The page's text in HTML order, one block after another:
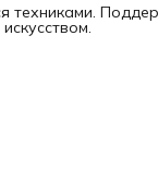
техниками.